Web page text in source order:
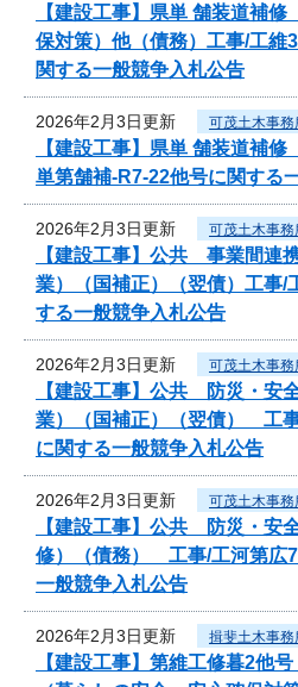
【建設工事】県単 舗装道補
保対策）他（債務）工事/工維
関する一般競争入札公告
2026年2月3日更新 可茂土木事務
【建設工事】県単 舗装道補
単第舗補-R7-22他号に関する
2026年2月3日更新 可茂土木事務
【建設工事】公共 事業間連
業）（国補正）（翌債）工事/
する一般競争入札公告
2026年2月3日更新 可茂土木事務
【建設工事】公共 防災・安
業）（国補正）（翌債） 工
に関する一般競争入札公告
2026年2月3日更新 可茂土木事務
【建設工事】公共 防災・安
修）（債務） 工事/工河第広
一般競争入札公告
2026年2月3日更新 揖斐土木事務
【建設工事】第維工修暮2